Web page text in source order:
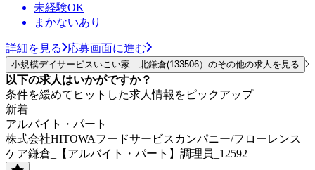
未経験OK
まかないあり
詳細を見る 応募画面に進む
小規模デイサービスいこい家 北鎌倉(133506）のその他の求人を見る
以下の求人はいかがですか？
条件を緩めてヒットした求人情報をピックアップ
新着
アルバイト・パート
株式会社HITOWAフードサービスカンパニー/フローレンス
ケア鎌倉_【アルバイト・パート】調理員_12592